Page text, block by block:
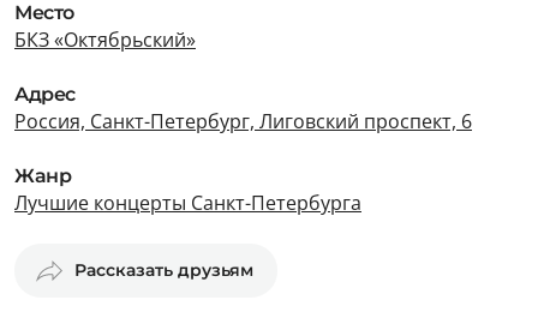
Место
БКЗ «Октябрьский»
Адрес
Россия, Санкт-Петербург, Лиговский проспект, 6
Жанр
Лучшие концерты Санкт-Петербурга
Рассказать друзьям